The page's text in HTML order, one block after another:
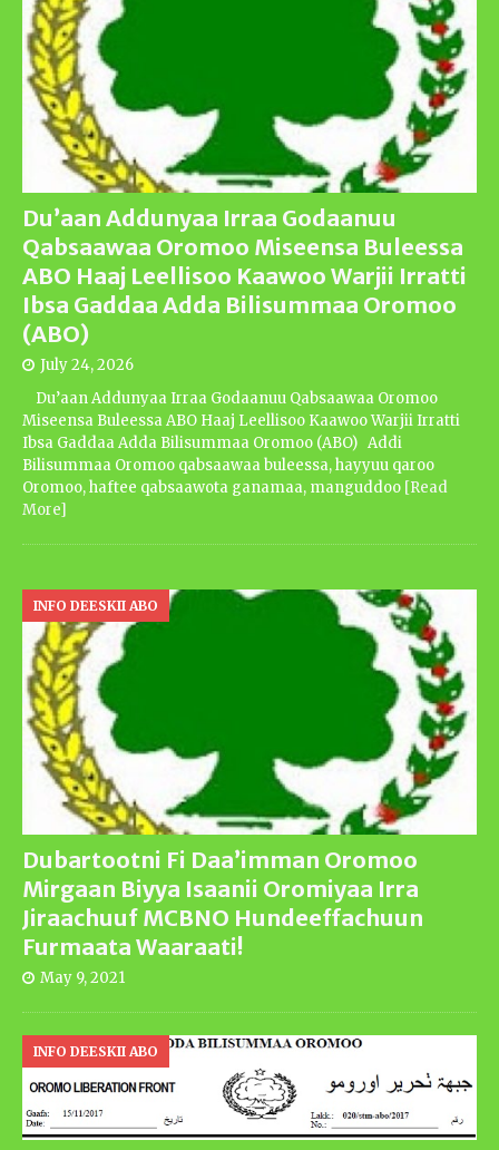
Du’aan Addunyaa Irraa Godaanuu
Qabsaawaa Oromoo Miseensa Buleessa
ABO Haaj Leellisoo Kaawoo Warjii Irratti
Ibsa Gaddaa Adda Bilisummaa Oromoo
(ABO)
July 24, 2026
Du’aan Addunyaa Irraa Godaanuu Qabsaawaa Oromoo
Miseensa Buleessa ABO Haaj Leellisoo Kaawoo Warjii Irratti
Ibsa Gaddaa Adda Bilisummaa Oromoo (ABO) Addi
Bilisummaa Oromoo qabsaawaa buleessa, hayyuu qaroo
Oromoo, haftee qabsaawota ganamaa, manguddoo [Read
More]
Dubartootni Fi Daa’imman Oromoo
Mirgaan Biyya Isaanii Oromiyaa Irra
Jiraachuuf MCBNO Hundeeffachuun
Furmaata Waaraati!
INFO DEESKII ABO
May 9, 2021
INFO DEESKII ABO